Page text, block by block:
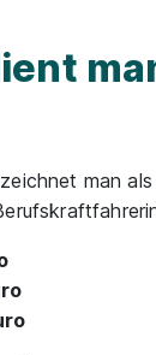
man als